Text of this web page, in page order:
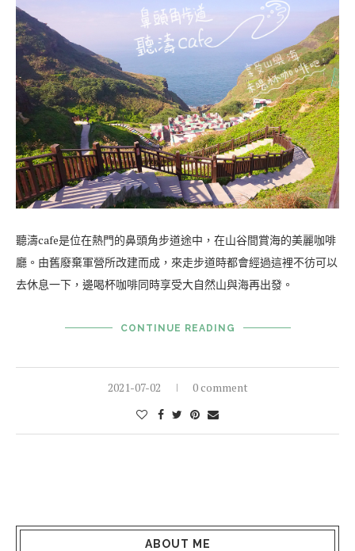
聽濤cafe是位在熱門的鼻頭角步道途中，在山谷間賞海的美麗咖啡
廳。由舊廢棄軍營所改建而成，來走步道時都會經過這裡不彷可以
去休息一下，邊喝杯咖啡同時享受大自然山與海再出發。
CONTINUE READING
2021-07-02 0 comment
ABOUT ME